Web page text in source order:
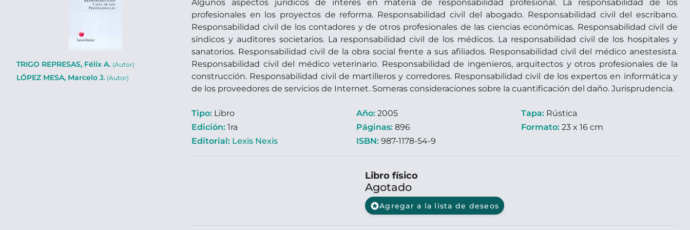
TRIGO REPRESAS, Félix A. (Autor)
LÓPEZ MESA, Marcelo J. (Autor)
Algunos aspectos jurídicos de interés en materia de responsabilidad profesional. La responsabilidad de los
profesionales en los proyectos de reforma. Responsabilidad civil del abogado. Responsabilidad civil del escribano.
Responsabilidad civil de los contadores y de otros profesionales de las ciencias económicas. Responsabilidad civil de
síndicos y auditores societarios. La responsabilidad civil de los médicos. La responsabilidad civil de los hospitales y
sanatorios. Responsabilidad civil de la obra social frente a sus afiliados. Responsabilidad civil del médico anestesista.
Responsabilidad civil del médico veterinario. Responsabilidad de ingenieros, arquitectos y otros profesionales de la
construcción. Responsabilidad civil de martilleros y corredores. Responsabilidad civil de los expertos en informática y
de los proveedores de servicios de Internet. Someras consideraciones sobre la cuantificación del daño. Jurisprudencia.
Tipo: Libro
Edición: 1ra
Editorial: Lexis Nexis
Año: 2005
Páginas: 896
ISBN: 987-1178-54-9
Tapa: Rústica
Formato: 23 x 16 cm
Libro físico
Agotado
starsAgregar a la lista de deseos